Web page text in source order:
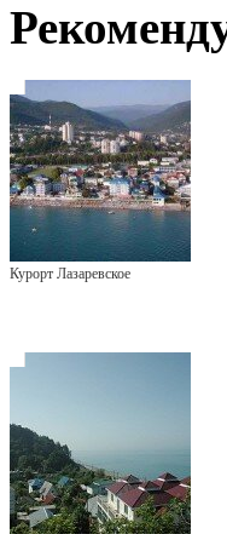
Курорт Лазаревское